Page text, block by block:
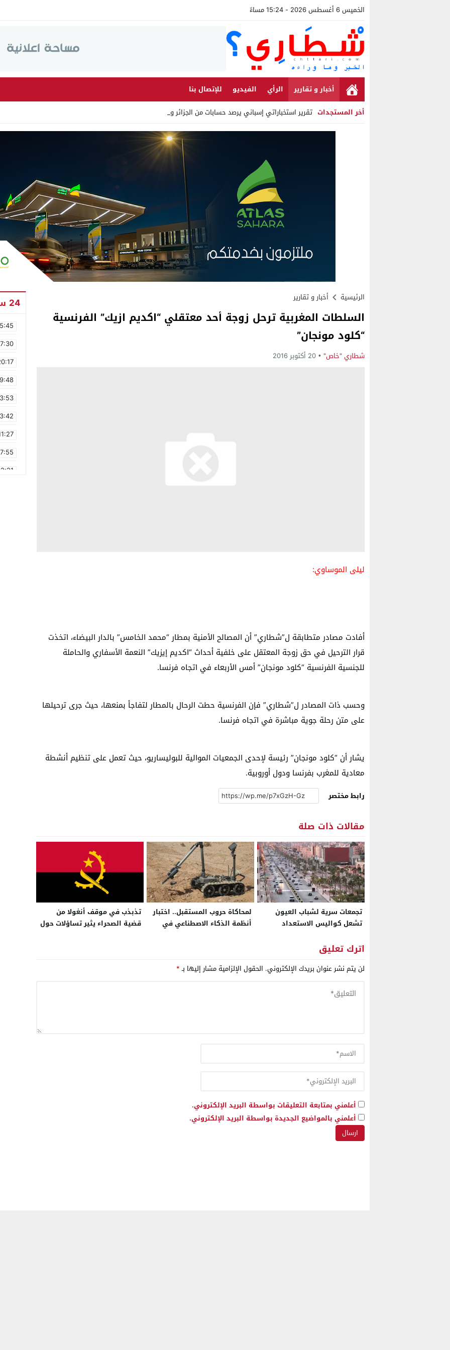
الخميس 6 أغسطس 2026 - 15:24 مساءً
أخبار و تقارير الرأي الفيديو
للإتصال بنا
أخر المستجدات تقرير استخباراتي إسباني يرصد حسابات من الجزائر وأرقاما بـ _
Stop
الرئيسية أخبار و تقارير
السلطات المغربية ترحل زوجة أحد معتقلي “اكديم ازيك” الفرنسية
“كلود مونجان”
شطاري "خاص" 20 أكتوبر 2016
ليلى الموساوي:
أفادت مصادر متطابقة ل”شطاري” أن المصالح الأمنية بمطار “محمد الخامس” بالدار البيضاء، اتخذت
قرار الترحيل في حق زوجة المعتقل على خلفية أحداث “اكديم إيزيك” النعمة الأسفاري والحاملة
للجنسية الفرنسية “كلود مونجان” أمس الأربعاء في اتجاه فرنسا.
وحسب ذات المصادر ل”شطاري” فإن الفرنسية حطت الرحال بالمطار لتفاجأ بمنعها، حيث جرى ترحيلها
على متن رحلة جوية مباشرة في اتجاه فرنسا.
يشار أن “كلود مونجان” رئيسة لإحدى الجمعيات الموالية للبوليساريو، حيث تعمل على تنظيم أنشطة
معادية للمغرب بفرنسا ودول أوروبية.
رابط مختصر
مقالات ذات صلة
تجمعات سرية لشباب العيون
تشعل كواليس الاستعداد
لمحاكاة حروب المستقبل.. اختبار
أنظمة الذكاء الاصطناعي في
تذبذب في موقف أنغولا من
قضية الصحراء يثير تساؤلات حول
اترك تعليق
لن يتم نشر عنوان بريدك الإلكتروني. الحقول الإلزامية مشار إليها بـ*
أعلمني بمتابعة التعليقات بواسطة البريد الإلكتروني.
أعلمني بالمواضيع الجديدة بواسطة البريد الإلكتروني.
24 ساعة